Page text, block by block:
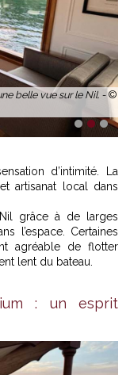
belle vue sur le Nil. - ©
1 2 3
d’intimité. La
artisanat local dans
grâce à de larges
l’espace. Certaines
agréable de flotter
lent du bateau.
: un esprit